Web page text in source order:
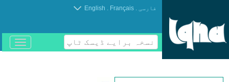
فارسی .
Français
.
English
نسخہ برایے ڈیسک ٹاپ
باز
و